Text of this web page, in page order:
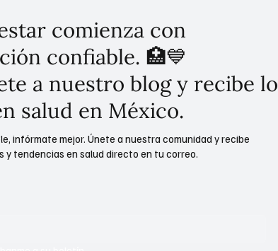
comienza con
confiable. 🏥💙
a nuestro blog y recibe lo
salud en México.
infórmate mejor. Únete a nuestra comunidad y recibe
y tendencias en salud directo en tu correo.